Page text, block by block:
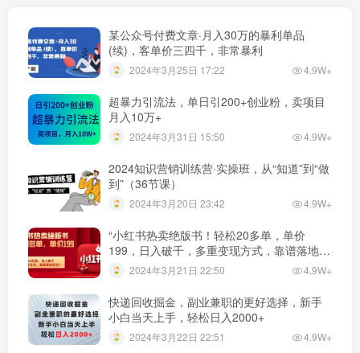
某公众号付费文章·月入30万的暴利单品
(续)，客单价三四千，非常暴利
2024年3月25日 17:22 4.9W+
超暴力引流法，单日引200+创业粉，卖项目
月入10万+
2024年3月31日 15:50 4.9W+
2024知识营销训练营·实操班，从“知道”到“做
到”（36节课）
2024年3月20日 23:42 4.9W+
“小红书热卖绝版书！轻松20多单，单价
199，日入破千，多重变现方式，靠谱落地项
目！”2024年3月21日 22:50 4.9W+
快递回收掘金，副业兼职的更好选择，新手
小白当天上手，轻松日入2000+
2024年3月22日 22:51 4.9W+